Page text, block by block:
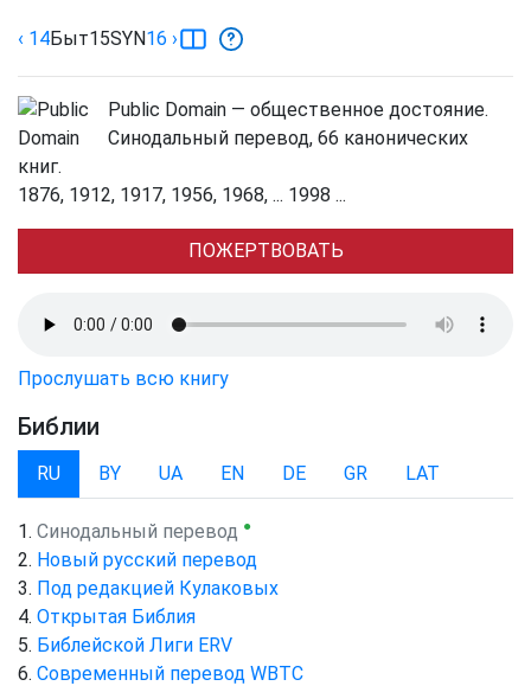
‹ 14Быт15SYN16 ›
Public Domain — общественное достояние.
Синодальный перевод, 66 канонических
книг.
1876, 1912, 1917, 1956, 1968, ... 1998 ...
ПОЖЕРТВОВАТЬ
Прослушать всю книгу
Библии
RU BY UA EN DE GR LAT
Синодальный перевод ●
Новый русский перевод
Под редакцией Кулаковых
Открытая Библия
Библейской Лиги ERV
Cовременный перевод WBTC